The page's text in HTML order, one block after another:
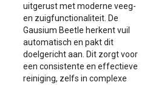
uitgerust met moderne veeg-
en zuigfunctionaliteit. De
Gausium Beetle herkent vuil
automatisch en pakt dit
doelgericht aan. Dit zorgt voor
een consistente en effectieve
reiniging, zelfs in complexe